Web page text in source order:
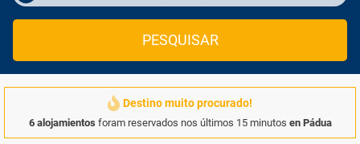
PESQUISAR
Destino muito procurado!
6 alojamientos foram reservados nos últimos 15 minutos en Pádua